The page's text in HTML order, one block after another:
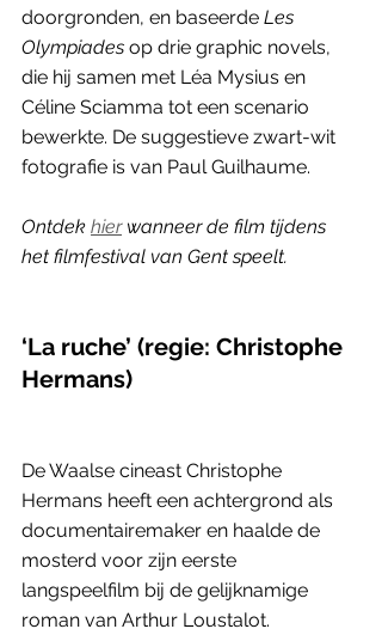
doorgronden, en baseerde Les
Olympiades op drie graphic novels,
die hij samen met Léa Mysius en
Céline Sciamma tot een scenario
bewerkte. De suggestieve zwart-wit
fotografie is van Paul Guilhaume.
Ontdek hier wanneer de film tijdens
het filmfestival van Gent speelt.
‘La ruche’ (regie: Christophe
Hermans)
De Waalse cineast Christophe
Hermans heeft een achtergrond als
documentairemaker en haalde de
mosterd voor zijn eerste
langspeelfilm bij de gelijknamige
roman van Arthur Loustalot.